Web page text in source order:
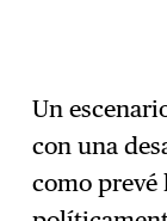
Un
con una
como prevé